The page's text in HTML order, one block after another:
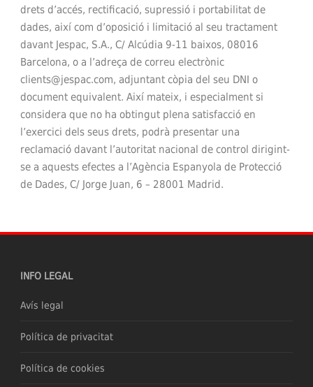
drets d’accés, rectificació, supressió i portabilitat de
dades, així com d’oposició i limitació al seu tractament
davant Jespac, S.A., C/ Alcúdia 9-11 baixos, 08016
Barcelona, o a l’adreça de correu electrònic
clients@jespac.com, adjuntant còpia del seu DNI o
document equivalent. Així mateix, i especialment si
considera que no ha obtingut plena satisfacció en
l’exercici dels seus drets, podrà presentar una
reclamació davant l’autoritat nacional de control dirigint-
se a aquests efectes a l’Agència Espanyola de Protecció
de Dades, C/ Jorge Juan, 6 – 28001 Madrid.
INFO LEGAL
Avís legal
Política de privacitat
Política de cookies